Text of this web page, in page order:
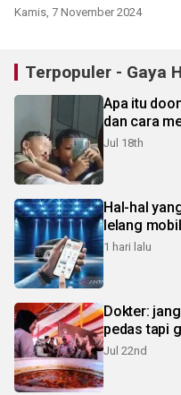
Kamis, 7 November 2024
Terpopuler - Gaya
Apa itu
dan cara
Jul 18th
Hal-hal
lelang
1 hari lalu
Dokter:
pedas tapi
Jul 22nd